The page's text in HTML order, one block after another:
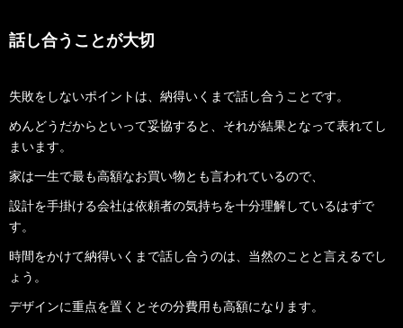
話し合うことが大切
失敗をしないポイントは、納得いくまで話し合うことです。
めんどうだからといって妥協すると、それが結果となって表れてし
まいます。
家は一生で最も高額なお買い物とも言われているので、
設計を手掛ける会社は依頼者の気持ちを十分理解しているはずで
す。
時間をかけて納得いくまで話し合うのは、当然のことと言えるでし
ょう。
デザインに重点を置くとその分費用も高額になります。